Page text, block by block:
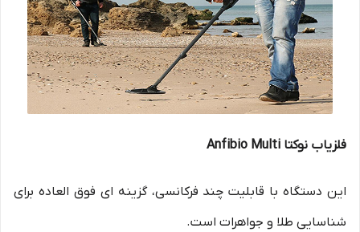
فلزیاب نوکتا Anfibio Multi
این دستگاه با قابلیت چند فرکانسی، گزینه ای فوق العاده برای
شناسایی طلا و جواهرات است.